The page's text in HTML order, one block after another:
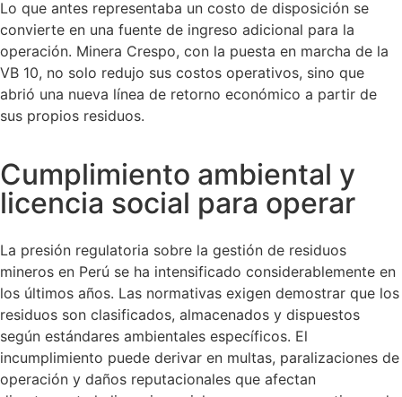
Lo que antes representaba un costo de disposición se
convierte en una fuente de ingreso adicional para la
operación. Minera Crespo, con la puesta en marcha de la
VB 10, no solo redujo sus costos operativos, sino que
abrió una nueva línea de retorno económico a partir de
sus propios residuos.
Cumplimiento ambiental y
licencia social para operar
La presión regulatoria sobre la gestión de residuos
mineros en Perú se ha intensificado considerablemente en
los últimos años. Las normativas exigen demostrar que los
residuos son clasificados, almacenados y dispuestos
según estándares ambientales específicos. El
incumplimiento puede derivar en multas, paralizaciones de
operación y daños reputacionales que afectan